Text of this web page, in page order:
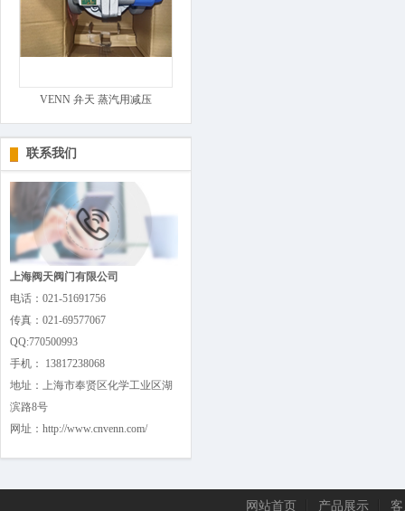
VENN 弁天 蒸汽用减压
联系我们
上海阀天阀门有限公司
电话：021-51691756
传真：021-69577067
QQ:770500993
手机： 13817238068
地址：上海市奉贤区化学工业区湖
滨路8号
网址：http://www.cnvenn.com/
网站首页 产品展示